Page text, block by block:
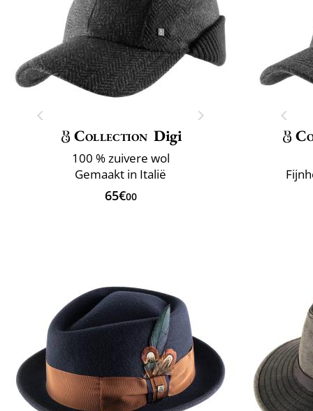
Collection Digi
100 % zuivere wol
Gemaakt in Italië
65€00